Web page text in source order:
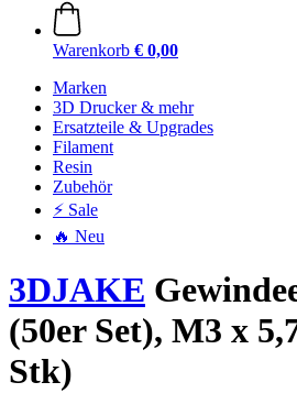
Warenkorb € 0,00
Marken
3D Drucker & mehr
Ersatzteile & Upgrades
Filament
Resin
Zubehör
⚡ Sale
🔥 Neu
3DJAKE
(50er Set), M3 x
Stk)